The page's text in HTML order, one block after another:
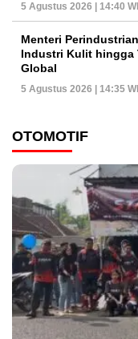
5 Agustus 2026 | 14:40
Menteri
Industri Kulit hingga
Global
5 Agustus 2026 | 14:35
OTOMOTIF